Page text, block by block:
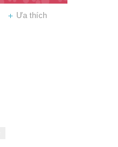
Ưa thích